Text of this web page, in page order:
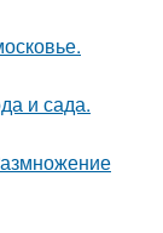
и сада.